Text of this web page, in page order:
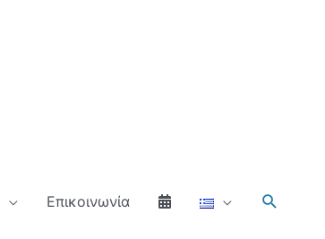
Επικοινωνία